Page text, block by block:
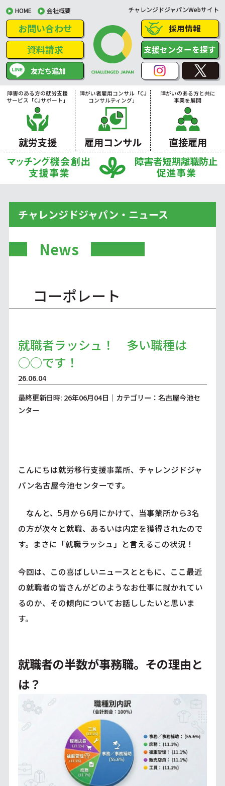
HOME 会社概要 チャレンジドジャパンWebサイト
お問い合わせ
資料請求
友だち追加
採用情報
支援センターを探す
障害のある方の就労支援
サービス「CJサポート」
就労支援
障がい者雇用コンサル「CJ
コンサルティング」
雇用コンサル
障がいのある方と共に
事業を展開
直接雇用
チャレンジドジャパン・ニュース
News
コーポレート
就職者ラッシュ！ 多い職種は
○○です！
26.06.04
最終更新日時: 26年06月04日｜カテゴリー：名古屋今池セ
ンター
こんにちは就労移行支援事業所、チャレンジドジャ
パン名古屋今池センターです。
なんと、5月から6月にかけて、当事業所から3名
の方が次々と就職、あるいは内定を獲得されたので
す。まさに「就職ラッシュ」と言えるこの状況！
今回は、この喜ばしいニュースとともに、ここ最近
の就職者の皆さんがどのようなお仕事に就かれてい
るのか、その傾向についてお話ししたいと思いま
す。
就職者の半数が事務職。その理由と
は？